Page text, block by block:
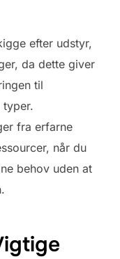
efter udstyr,
da dette giver
til
fra erfarne
når du
behov uden at